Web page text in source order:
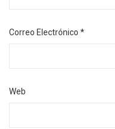
Correo Electrónico *
Web